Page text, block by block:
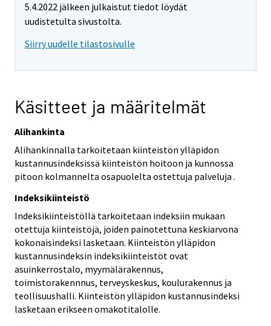
5.4.2022 jälkeen julkaistut tiedot löydät
uudistetulta sivustolta.
Siirry uudelle tilastosivulle
Käsitteet ja määritelmät
Alihankinta
Alihankinnalla tarkoitetaan kiinteistön ylläpidon
kustannusindeksissä kiinteistön hoitoon ja kunnossa
pitoon kolmannelta osapuolelta ostettuja palveluja .
Indeksikiinteistö
Indeksikiinteistöllä tarkoitetaan indeksiin mukaan
otettuja kiinteistöjä, joiden painotettuna keskiarvona
kokonaisindeksi lasketaan. Kiinteistön ylläpidon
kustannusindeksin indeksikiinteistöt ovat
asuinkerrostalo, myymälärakennus,
toimistorakennnus, terveyskeskus, koulurakennus ja
teollisuushalli. Kiinteistön ylläpidon kustannusindeksi
lasketaan erikseen omakotitalolle.